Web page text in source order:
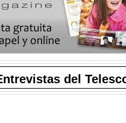
del